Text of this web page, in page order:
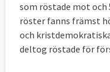
som röstade mot och
röster fanns främst
och
deltog röstade för